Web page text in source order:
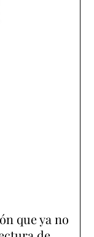
que ya no